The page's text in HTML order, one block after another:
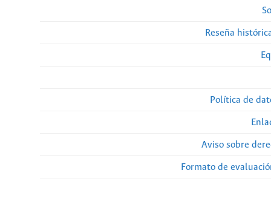
Reseña
Política de
Aviso sobre
Formato de